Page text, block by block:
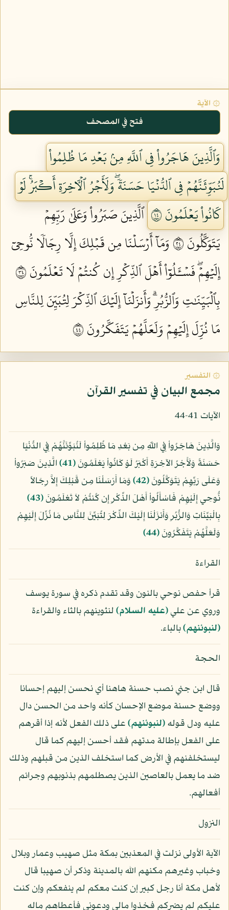
۞ الآية
فتح في المصحف
وَٱلَّذِينَ هَاجَرُواْ فِي ٱللَّهِ مِنۢ بَعۡدِ مَا ظُلِمُواْ
لَنُبَوِّئَنَّهُمۡ فِي ٱلدُّنۡيَا حَسَنَةٗۖ وَلَأَجۡرُ ٱلۡأٓخِرَةِ أَكۡبَرُۚ لَوۡ
كَانُواْ يَعۡلَمُونَ ٤١
ٱلَّذِينَ صَبَرُواْ وَعَلَىٰ رَبِّهِمۡ
يَتَوَكَّلُونَ ٤٢
وَمَآ أَرۡسَلۡنَا مِن قَبۡلِكَ إِلَّا رِجَالٗا نُّوحِيٓ
إِلَيۡهِمۡۖ فَسۡـَٔلُوٓاْ أَهۡلَ ٱلذِّكۡرِ إِن كُنتُمۡ لَا تَعۡلَمُونَ ٤٣
بِٱلۡبَيِّنَٰتِ وَٱلزُّبُرِۗ وَأَنزَلۡنَآ إِلَيۡكَ ٱلذِّكۡرَ لِتُبَيِّنَ لِلنَّاسِ
مَا نُزِّلَ إِلَيۡهِمۡ وَلَعَلَّهُمۡ يَتَفَكَّرُونَ ٤٤
۞ التفسير
مجمع البيان في تفسير القرآن
الآيات 41-44
وَالَّذِينَ هَاجَرُواْ فِي اللّهِ مِن بَعْدِ مَا ظُلِمُواْ لَنُبَوِّئَنَّهُمْ فِي الدُّنْيَا
حَسَنَةً وَلَأَجْرُ الآخِرَةِ أَكْبَرُ لَوْ كَانُواْ يَعْلَمُونَ﴿41﴾
الَّذِينَ صَبَرُواْ
وَعَلَى رَبِّهِمْ يَتَوَكَّلُونَ﴿42﴾
وَمَا أَرْسَلْنَا مِن قَبْلِكَ إِلاَّ رِجَالاً
نُّوحِي إِلَيْهِمْ فَاسْأَلُواْ أَهْلَ الذِّكْرِ إِن كُنتُمْ لاَ تَعْلَمُونَ﴿43﴾
بِالْبَيِّنَاتِ وَالزُّبُرِ وَأَنزَلْنَا إِلَيْكَ الذِّكْرَ لِتُبَيِّنَ لِلنَّاسِ مَا نُزِّلَ إِلَيْهِمْ
وَلَعَلَّهُمْ يَتَفَكَّرُونَ﴿44﴾
القراءة
قرأ حفص نوحي بالنون وقد تقدم ذكره في سورة يوسف
وروي عن علي(عليه السلام)لنثوينهم بالثاء والقراءة
﴿لنبوئنهم﴾بالباء.
الحجة
قال ابن جني نصب حسنة هاهنا أي نحسن إليهم إحسانا
ووضع حسنة موضع الإحسان كأنه واحد من الحسن دال
عليه ودل قوله﴿لنبوئنهم﴾على ذلك الفعل لأنه إذا أقرهم
على الفعل بإطالة مدتهم فقد أحسن إليهم كما قال
ليستخلفنهم في الأرض كما استخلف الذين من قبلهم وذلك
ضد ما يعمل بالعاصين الذين يصطلمهم بذنوبهم وجرائم
أفعالهم.
النزول
الآية الأولى نزلت في المعذبين بمكة مثل صهيب وعمار وبلال
وخباب وغيرهم مكنهم الله بالمدينة وذكر أن صهيبا قال
لأهل مكة أنا رجل كبير إن كنت معكم لم ينفعكم وإن كنت
عليكم لم يضركم فخذوا مالي ودعوني فأعطاهم ماله